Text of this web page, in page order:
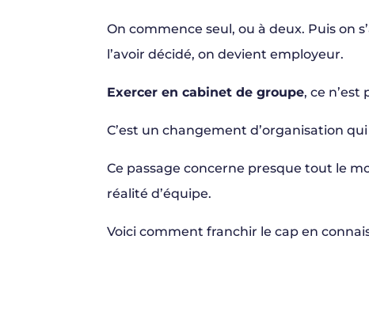
On commence seul, ou à deux. Puis on
l’avoir décidé, on devient employeur.
Exercer en cabinet de groupe, ce n’est
C’est un changement d’organisation
Ce passage concerne presque tout le
réalité d’équipe.
Voici comment franchir le cap en